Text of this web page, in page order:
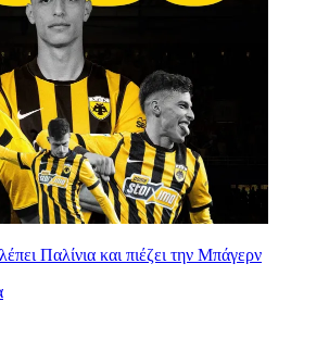
Παλίνια και πιέζει την Μπάγερν